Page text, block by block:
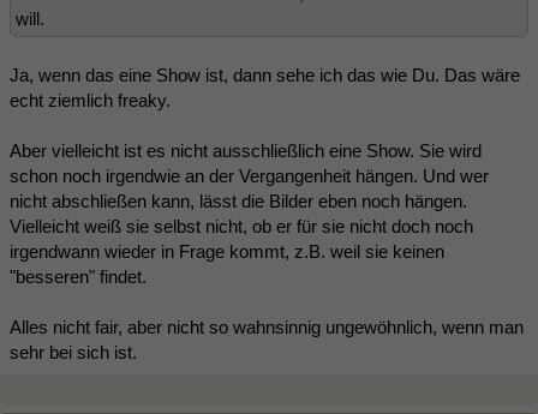
will.
Ja, wenn das eine Show ist, dann sehe ich das wie Du. Das wäre
echt ziemlich freaky.
Aber vielleicht ist es nicht ausschließlich eine Show. Sie wird
schon noch irgendwie an der Vergangenheit hängen. Und wer
nicht abschließen kann, lässt die Bilder eben noch hängen.
Vielleicht weiß sie selbst nicht, ob er für sie nicht doch noch
irgendwann wieder in Frage kommt, z.B. weil sie keinen
"besseren" findet.
Alles nicht fair, aber nicht so wahnsinnig ungewöhnlich, wenn man
sehr bei sich ist.